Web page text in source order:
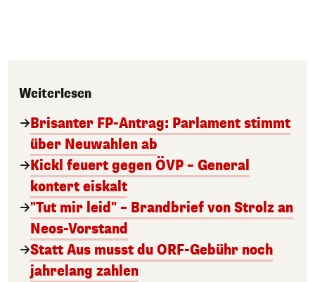
Weiterlesen
Brisanter FP-Antrag: Parlament stimmt
über Neuwahlen ab
Kickl feuert gegen ÖVP – General
kontert eiskalt
"Tut mir leid" – Brandbrief von Strolz an
Neos-Vorstand
Statt Aus musst du ORF-Gebühr noch
jahrelang zahlen